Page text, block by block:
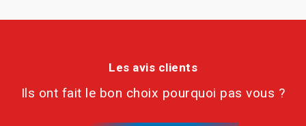
Les avis clients
Ils ont fait le bon choix pourquoi pas vous ?